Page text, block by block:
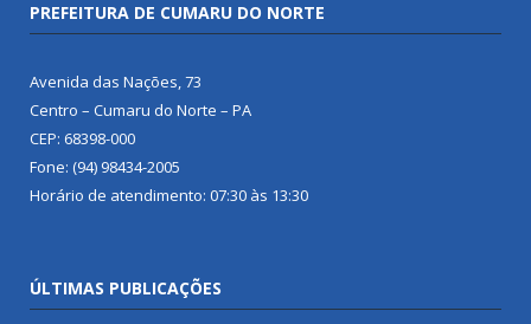
PREFEITURA DE CUMARU DO NORTE
Avenida das Nações, 73
Centro – Cumaru do Norte – PA
CEP: 68398-000
Fone: (94) 98434-2005
Horário de atendimento: 07:30 às 13:30
ÚLTIMAS PUBLICAÇÕES